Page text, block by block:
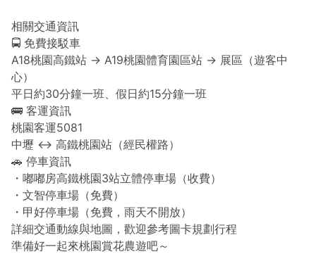
相關交通資訊
🚍 免費接駁車
A18桃園高鐵站 → A19桃園體育園區站 → 展區（遊客中
心）
平日約30分鐘一班、假日約15分鐘一班
🚌 客運資訊
桃園客運5081
中壢 ↔ 高鐵桃園站（經民權路）
🚗 停車資訊
・嘟嘟房高鐵桃園3站立體停車場（收費）
・文智停車場（免費）
・甲好停車場（免費，雨天不開放）
詳細交通動線與地圖，歡迎參考圖卡規劃行程
準備好一起來桃園賞花農遊吧～